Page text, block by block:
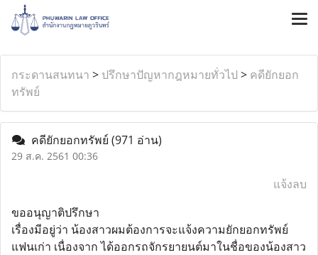
กระดานสนทนา > ปรึกษาปัญหากฎหมายทั่วไป > คดียักยอก
ทรัพย์
คดียักยอกทรัพย์ (971 อ่าน)
29 ส.ค. 2561 00:36
แจ้งลบ
ขออนุญาติปรึกษา
เรื่องมีอยู่ว่า น้องสาวผมต้องการจะแจ้งความยักยอกทรัพย์
แฟนเก่า เนื่องจาก ได้ออกรถจักรยายนต์มาในชื่อของน้องสาว